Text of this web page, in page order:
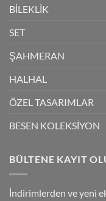
BİLEKLİK
SET
ŞAHMERAN
HALHAL
ÖZEL TASARIMLAR
BESEN KOLEKSİYON
BÜLTENE KAYIT
İndirimlerden ve yeni